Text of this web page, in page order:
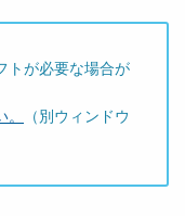
トが必要な場合が
（別ウィンドウ